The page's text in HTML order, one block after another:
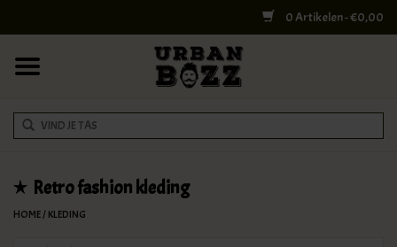
0 Artikelen - €0,00
COLLEGE BAGS
RUGZAKKEN
WERK & LAPTOPTASSEN
Retro fashion kleding
HOME/KLEDING